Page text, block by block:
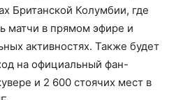
Британской Колумбии, где
матчи в прямом эфире и
активностях. Также будет
на официальный фан-
и 2 600 стоячих мест в